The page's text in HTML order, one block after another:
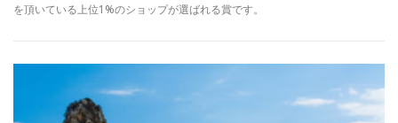
を頂いている上位1%のショップが選ばれる賞です。